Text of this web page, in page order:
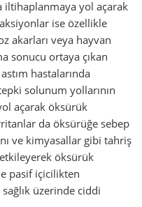
yol açarak
ise özellikle
akarları veya hayvan
sonucu ortaya çıkan
hastalarında
solunum yollarının
açarak öksürük
da öksürüğe sebep
ve kimyasallar gibi tahriş
öksürük
pasif içicilikten
üzerinde ciddi